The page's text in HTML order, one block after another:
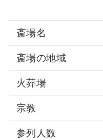
斎場名
斎場の地域
火葬場
宗教
参列人数